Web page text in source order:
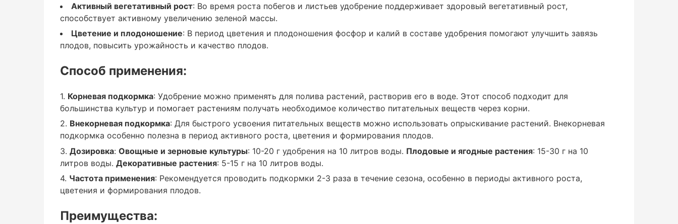
На каких стадиях роста используется:
: Nutrimix Complete стимулирует укоренение и развитие корневой системы. Подходит
для использования при посадке или пересадке, помогает растению быстрее
адаптироваться к новым условиям.
Активный вегетативный рост
: Во время роста побегов и листьев удобрение поддерживает здоровый вегетативный
рост, способствует активному увеличению зеленой массы.
Цветение и плодоношение
Активный вегетативный рост: Во время роста побегов и листьев удобрение поддерживает здоровый вегетативный рост,
способствует активному увеличению зеленой массы.
Цветение и плодоношение: В период цветения и плодоношения фосфор и калий в составе удобрения помогают улучшить завязь
плодов, повысить урожайность и качество плодов.
Способ применения:
Корневая подкормка: Удобрение можно применять для полива растений, растворив его в воде. Этот способ подходит для
большинства культур и помогает растениям получать необходимое количество питательных веществ через корни.
Внекорневая подкормка: Для быстрого усвоения питательных веществ можно использовать опрыскивание растений. Внекорневая
подкормка особенно полезна в период активного роста, цветения и формирования плодов.
Дозировка: Овощные и зерновые культуры: 10-20 г удобрения на 10 литров воды. Плодовые и ягодные растения: 15-30 г на 10
литров воды. Декоративные растения: 5-15 г на 10 литров воды.
Частота применения: Рекомендуется проводить подкормки 2-3 раза в течение сезона, особенно в периоды активного роста,
цветения и формирования плодов.
Преимущества: